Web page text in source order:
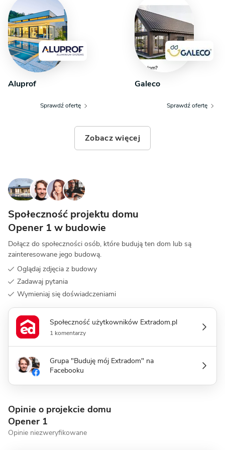
Program funkcjonalny domu uzupełnia wyraźnie
oddzielona strefa prywatna. Zaprojektowano
tu komfortową sypialnię główną z dedykowaną, pojemną
garderobą oraz dwa dodatkowe pokoje, które doskonale
sprawdzą się jako pokoje dla dzieci lub gabinet do pracy.
Część gospodarcza obejmuje kotłownię, pomieszczenie
gospodarcze oraz duży, dwustanowiskowy garaż.
Aluprof
Sprawdź ofertę
Galeco
Sprawdź ofertę
Zobacz więcej
Społeczność projektu domu
Opener 1 w budowie
Dołącz do społeczności osób, które budują ten dom lub są
zainteresowane jego budową.
Oglądaj zdjęcia z budowy
Zadawaj pytania
Wymieniaj się doświadczeniami
Społeczność użytkowników Extradom.pl
1 komentarzy
Grupa "Buduję mój Extradom" na
Facebooku
Opinie o projekcie domu
Opener 1
Opinie niezweryfikowane